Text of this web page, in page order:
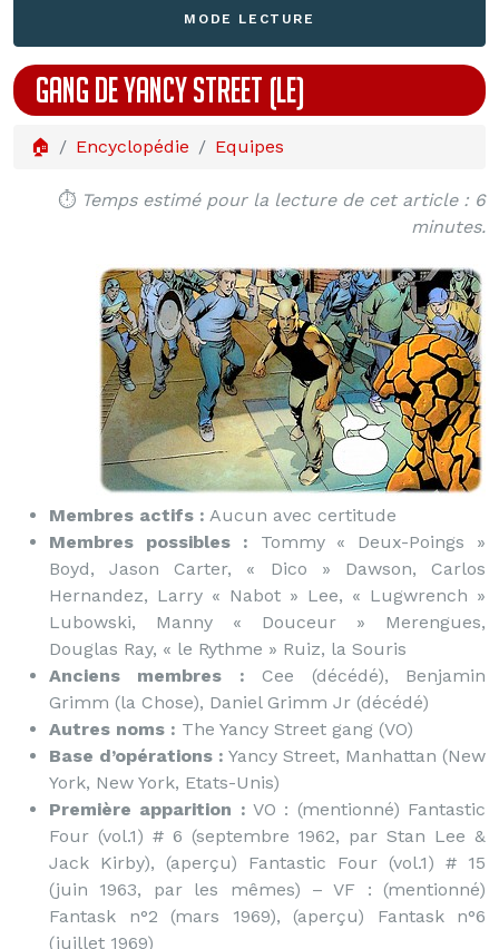
MODE LECTURE
GANG DE YANCY STREET (LE)
🏠 Encyclopédie Equipes
⏱️ Temps estimé pour la lecture de cet article : 6
minutes.
Membres actifs : Aucun avec certitude
Membres possibles : Tommy « Deux-Poings »
Boyd, Jason Carter, « Dico » Dawson, Carlos
Hernandez, Larry « Nabot » Lee, « Lugwrench »
Lubowski, Manny « Douceur » Merengues,
Douglas Ray, « le Rythme » Ruiz, la Souris
Anciens membres : Cee (décédé), Benjamin
Grimm (la Chose), Daniel Grimm Jr (décédé)
Autres noms : The Yancy Street gang (VO)
Base d’opérations : Yancy Street, Manhattan (New
York, New York, Etats-Unis)
Première apparition : VO : (mentionné) Fantastic
Four (vol.1) # 6 (septembre 1962, par Stan Lee &
Jack Kirby), (aperçu) Fantastic Four (vol.1) # 15
(juin 1963, par les mêmes) – VF : (mentionné)
Fantask n°2 (mars 1969), (aperçu) Fantask n°6
(juillet 1969)